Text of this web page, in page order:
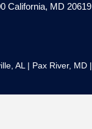
California, MD 20619
AL Pax River, MD